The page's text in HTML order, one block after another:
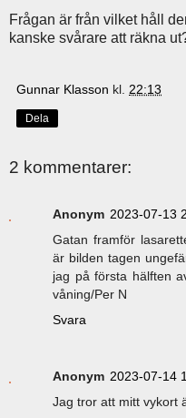
Frågan är från vilket håll
kanske svårare att räkna
Gunnar Klasson kl. 22:13
Dela
2 kommentarer:
Anonym 2023-07-13
Gatan framför
är bilden tagen
jag på första hälften
våning/Per N
Svara
Anonym 2023-07-14
Jag tror att mitt vykort